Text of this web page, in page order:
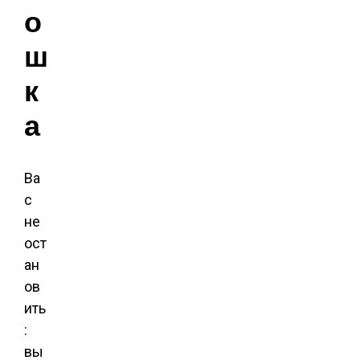
о
ш
к
а
Ва
с
не
ост
ан
ов
ить
:
вы